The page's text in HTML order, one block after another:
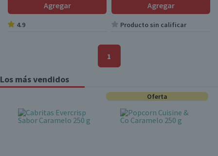
Agregar
4.9
Agregar
Producto sin calificar
1
Los más vendidos
Oferta